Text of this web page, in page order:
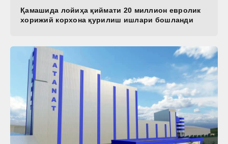
Қамашида лойиҳа қиймати 20 миллион евролик
хорижий корхона қурилиш ишлари бошланди